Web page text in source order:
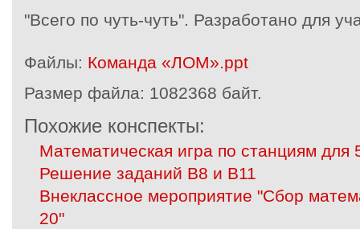
"Всего по чуть-чуть". Разработано для
Файлы: Команда «ЛОМ».ppt
Размер файла: 1082368 байт.
Похожие конспекты:
Математическая игра по станциям для
Решение заданий В8 и В11
Внеклассное мероприятие "Сбор
20"